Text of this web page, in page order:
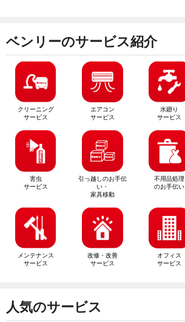
ベンリーのサービス紹介
クリーニング
サービス
エアコン
サービス
水廻り
サービス
害虫
サービス
引っ越しのお手伝
い・
家具移動
不用品処理
のお手伝い
メンテナンス
サービス
改修・改善
サービス
オフィス
サービス
人気のサービス